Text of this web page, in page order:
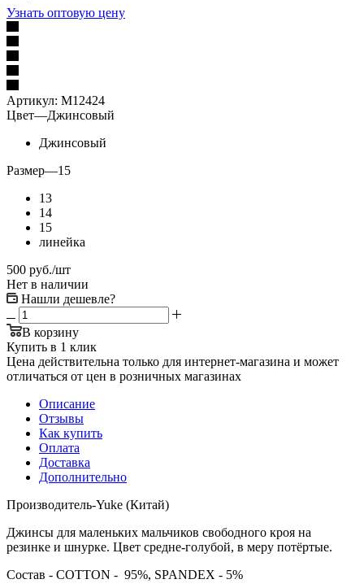
Узнать оптовую цену
Артикул: М12424
Цвет—Джинсовый
Джинсовый
Размер—15
13
14
15
линейка
500 руб./шт
Нет в наличии
Нашли дешевле?
В корзину
Купить в 1 клик
Цена действительна только для интернет-магазина и может
отличаться от цен в розничных магазинах
Описание
Отзывы
Как купить
Оплата
Доставка
Дополнительно
Производитель-Yuke (Китай)
Джинсы для маленьких мальчиков свободного кроя на
резинке и шнурке. Цвет средне-голубой, в меру потёртые.
Состав - COTTON - 95%, SPANDEX - 5%